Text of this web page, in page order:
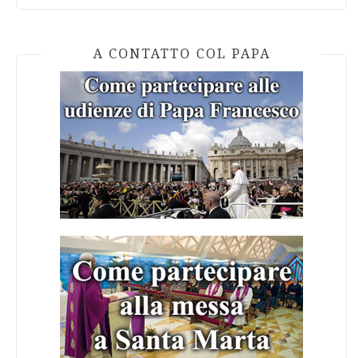
A CONTATTO COL PAPA